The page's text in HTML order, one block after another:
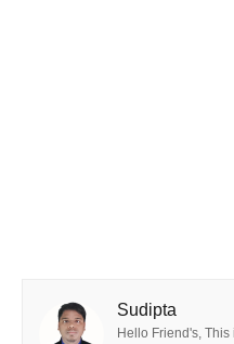
Sudipta
Hello Friend's,